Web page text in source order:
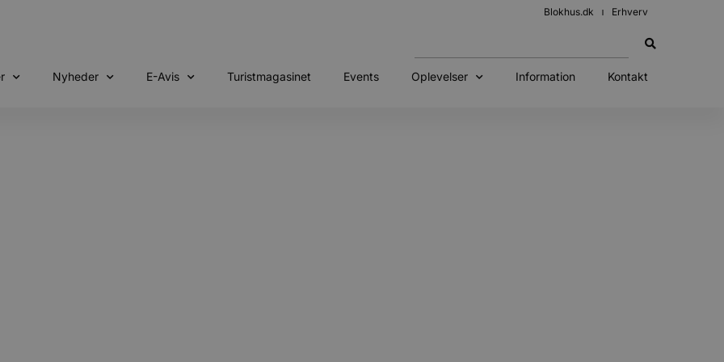
Blokhus.dk Erhverv
Nyheder E-Avis Turistmagasinet Events Oplevelser Information Kontakt